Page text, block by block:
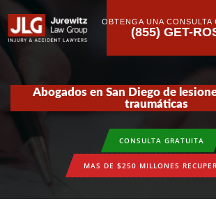
OBTENGA UNA CONSULTA
(855) GET-
Abogados en San Diego de
traumáticas
CONSULTA GRATUITA
MAS DE $250 MILLONES